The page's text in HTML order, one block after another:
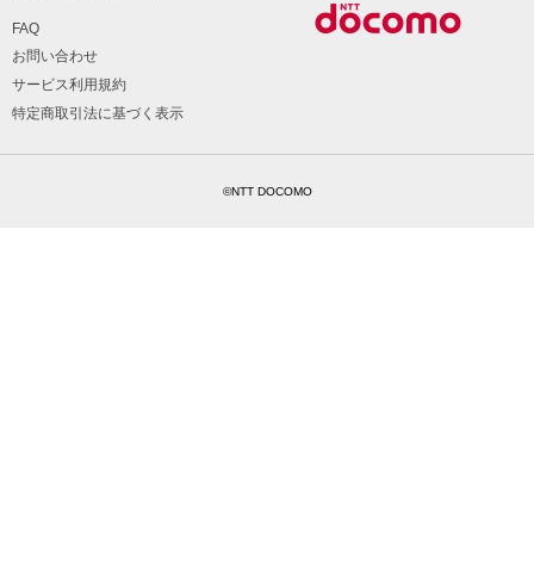
FAQ
お問い合わせ
サービス利用規約
特定商取引法に基づく表示
©NTT DOCOMO